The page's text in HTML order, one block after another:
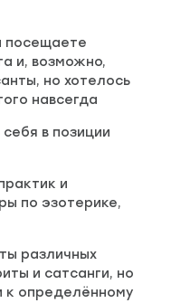
посещаете
и, возможно,
но хотелось
навсегда
в позиции
и
по эзотерике,
различных
и сатсанги, но
к определённому